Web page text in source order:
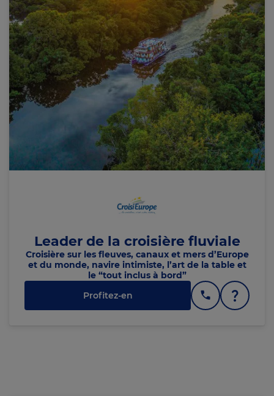
Leader de la croisière fluviale
Croisière sur les fleuves, canaux et mers d’Europe
et du monde, navire intimiste, l’art de la table et
le “tout inclus à bord”
Profitez-en